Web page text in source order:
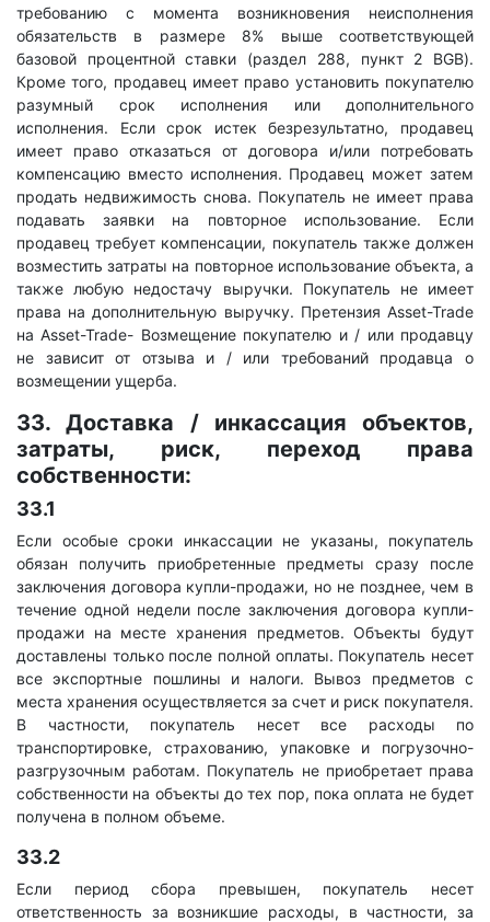
требованию с момента возникновения неисполнения
обязательств в размере 8% выше соответствующей
базовой процентной ставки (раздел 288, пункт 2 BGB).
Кроме того, продавец имеет право установить покупателю
разумный срок исполнения или дополнительного
исполнения. Если срок истек безрезультатно, продавец
имеет право отказаться от договора и/или потребовать
компенсацию вместо исполнения. Продавец может затем
продать недвижимость снова. Покупатель не имеет права
подавать заявки на повторное использование. Если
продавец требует компенсации, покупатель также должен
возместить затраты на повторное использование объекта, а
также любую недостачу выручки. Покупатель не имеет
права на дополнительную выручку. Претензия Asset-Trade
на Asset-Trade- Возмещение покупателю и / или продавцу
не зависит от отзыва и / или требований продавца о
возмещении ущерба.
33. Доставка / инкассация объектов,
затраты, риск, переход права
собственности:
33.1
Если особые сроки инкассации не указаны, покупатель
обязан получить приобретенные предметы сразу после
заключения договора купли-продажи, но не позднее, чем в
течение одной недели после заключения договора купли-
продажи на месте хранения предметов. Объекты будут
доставлены только после полной оплаты. Покупатель несет
все экспортные пошлины и налоги. Вывоз предметов с
места хранения осуществляется за счет и риск покупателя.
В частности, покупатель несет все расходы по
транспортировке, страхованию, упаковке и погрузочно-
разгрузочным работам. Покупатель не приобретает права
собственности на объекты до тех пор, пока оплата не будет
получена в полном объеме.
33.2
Если период сбора превышен, покупатель несет
ответственность за возникшие расходы, в частности, за